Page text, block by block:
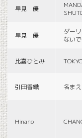
早見 優
早見 優
ダー
ないで
比嘉ひとみ
引田香織 名ま
Hinano